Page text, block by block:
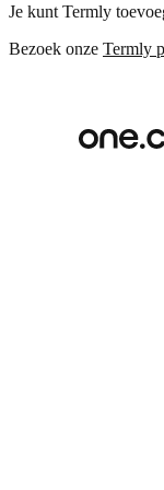
Je kunt Termly
Bezoek onze Termly